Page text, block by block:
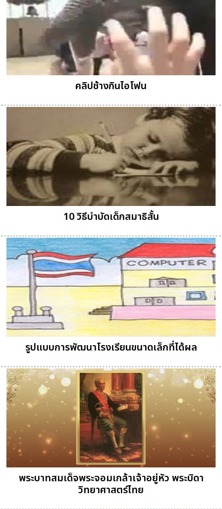
คลิปช้างกินไอโฟน
10 วิธีบำบัดเด็กสมาธิสั้น
รูปแบบการพัฒนาโรงเรียนขนาดเล็กที่ได้ผล
พระบาทสมเด็จพระจอมเกล้าเจ้าอยู่หัว พระบิดา
วิทยาศาสตร์ไทย